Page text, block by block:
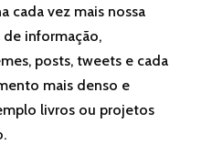
cada vez mais nossa
informação,
posts, tweets e cada
mais denso e
livros ou projetos